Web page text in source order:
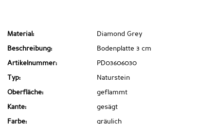
Material: Diamond Grey
Beschreibung: Bodenplatte 3 cm
Artikelnummer: PD03606030
Typ: Naturstein
Oberfläche: geflammt
Kante: gesägt
Farbe: gräulich